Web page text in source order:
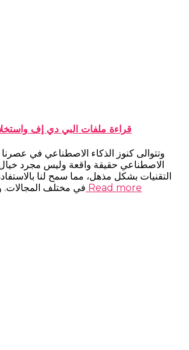
قراءة ملفات البي دي إف
وتتوالى كنوز الذكاء الاصطناعي في عصرنا
الاصطناعي حقيقة واقعة وليس مجرد
التقنيات بشكل مذهل، مما سمح لنا
في مختلف المجالات. Read more